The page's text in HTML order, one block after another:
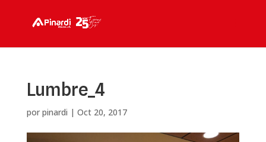
Lumbre_4
por pinardi | Oct 20, 2017